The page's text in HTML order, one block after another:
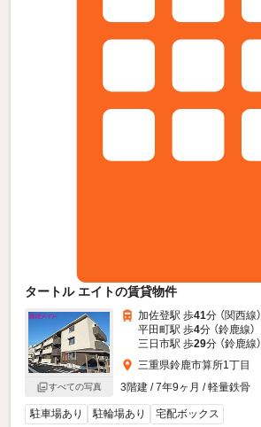
タートル エイトの賃貸物件
すべての写真
加佐登駅 歩41分 （関西線）
平田町駅 歩4分 （鈴鹿線）
三日市駅 歩29分 （鈴鹿線）
三重県鈴鹿市算所1丁目
3階建 / 7年9ヶ月 / 軽量鉄骨
駐車場あり 駐輪場あり 宅配ボックス